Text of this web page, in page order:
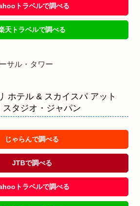
トラベルで調べる
天トラベルで調べる
サル・タワー
ホテル & スカイスパ アット
タジオ・ジャパン
じゃらんで調べる
JTBで調べる
トラベルで調べる